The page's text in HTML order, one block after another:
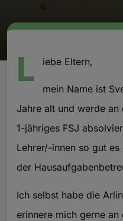
L iebe Eltern,
mein Name ist
Jahre alt und werde an
1-jähriges FSJ
Lehrer/-innen so gut
der
Ich selbst habe die
erinnere mich gerne